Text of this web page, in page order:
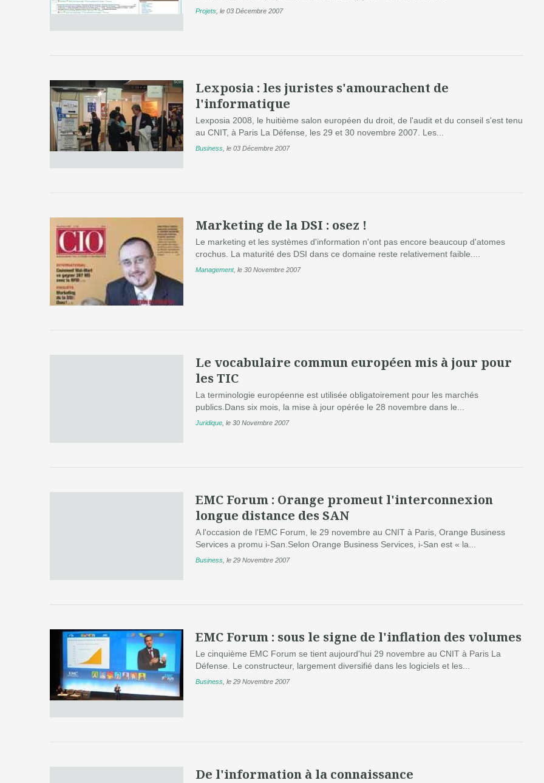
Projets le 03 Décembre 2007
Lexposia : les juristes s'amourachent de
l'informatique
Lexposia 2008, le huitième salon européen du droit, de l'audit et du conseil s'est tenu
au CNIT, à Paris La Défense, les 29 et 30 novembre 2007. Les...
Business le 03 Décembre 2007
Marketing de la DSI : osez !
Le marketing et les systèmes d'information n'ont pas encore beaucoup d'atomes
crochus. La maturité des DSI dans ce domaine reste relativement faible....
Management, le 30 Novembre 2007
Le vocabulaire commun européen mis à jour pour
les TIC
La terminologie européenne est utilisée obligatoirement pour les marchés
publics.Dans six mois, la mise à jour opérée le 28 novembre dans le...
Juridique le 30 Novembre 2007
EMC Forum : Orange promeut l'interconnexion
longue distance des SAN
A l'occasion de l'EMC Forum, le 29 novembre au CNIT à Paris, Orange Business
Services a promu i-San.Selon Orange Business Services, i-San est « la...
Business le 29 Novembre 2007
EMC Forum : sous le signe de l'inflation des volumes
Le cinquième EMC Forum se tient aujourd'hui 29 novembre au CNIT à Paris La
Défense. Le constructeur, largement diversifié dans les logiciels et les...
Business le 29 Novembre 2007
De l'information à la connaissance